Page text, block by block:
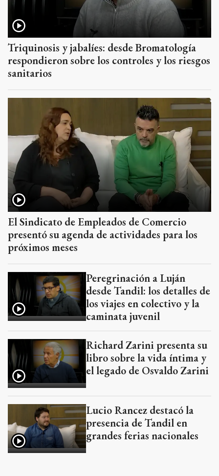
Triquinosis y jabalíes: desde Bromatología
respondieron sobre los controles y los riesgos
sanitarios
El Sindicato de Empleados de Comercio
presentó su agenda de actividades para los
próximos meses
Peregrinación a Luján
desde Tandil: los detalles de
los viajes en colectivo y la
caminata juvenil
Richard Zarini presenta su
libro sobre la vida íntima y
el legado de Osvaldo Zarini
Lucio Rancez destacó la
presencia de Tandil en
grandes ferias nacionales